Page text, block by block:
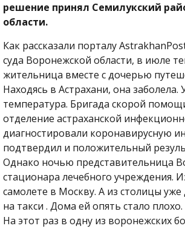
решение принял Семилукский
области.
Как рассказали порталу
суда Воронежской области, в июле
жительница вместе с дочерью
Находясь в Астрахани, она
температура. Бригада скорой
отделение астраханской
диагностировали коронавирусную
подтвердил и положительный
Однако ночью представительница
стационара лечебного учреждения.
самолете в Москву. А из столицы
на такси . Дома ей опять стало
На этот раз в одну из воронежских